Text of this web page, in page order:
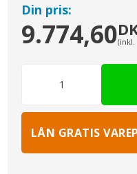
Din pris:
9.774,60(inkl.
LÅN GRATIS